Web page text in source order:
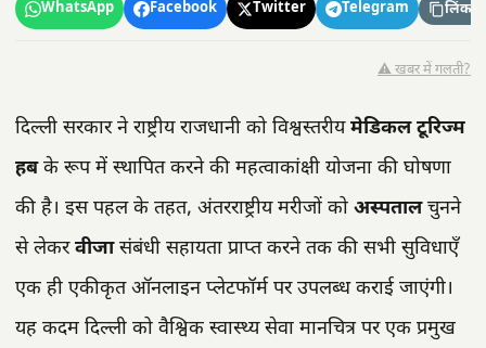
WhatsApp Facebook Twitter Telegram लिंक
⚠️ खबर में गलती?
दिल्ली सरकार ने राष्ट्रीय राजधानी को विश्वस्तरीयमेडिकल टूरिज्म
हबके रूप में स्थापित करने की महत्वाकांक्षी योजना की घोषणा
की है। इस पहल के तहत, अंतरराष्ट्रीय मरीजों को अस्पतालचुनने
से लेकरवीजासंबंधी सहायता प्राप्त करने तक की सभी सुविधाएँ
एक ही एकीकृत ऑनलाइन प्लेटफॉर्म पर उपलब्ध कराई जाएंगी।
यह कदम दिल्ली को वैश्विक स्वास्थ्य सेवा मानचित्र पर एक प्रमुख